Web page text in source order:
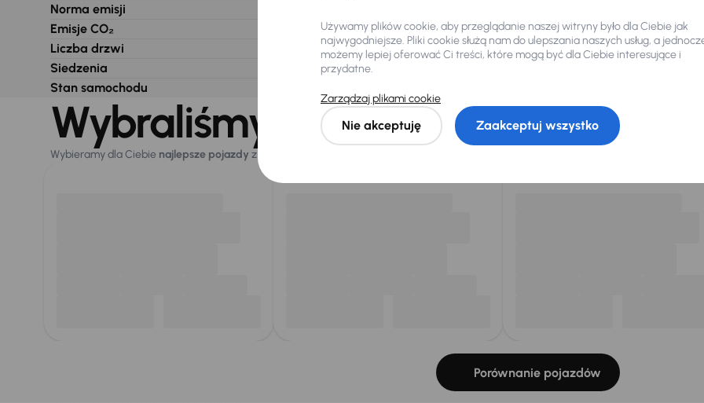
Norma emisji
Emisje CO₂
Liczba drzwi
Siedzenia
Stan samochodu
Wybraliśmy dla Ciebie
Wybieramy dla Ciebie najlepsze pojazdy z naszej oferty. Kupimy dla Ciebie
Porównanie pojazdów
Używamy plików cookie, aby przeglądanie naszej witryny było dla Ciebie jak
najwygodniejsze. Pliki cookie służą nam do ulepszania naszych usług, a
możemy lepiej oferować Ci treści, które mogą być dla Ciebie interesujące i
przydatne.
Zarządzaj plikami cookie
Nie akceptuję Zaakceptuj wszystko